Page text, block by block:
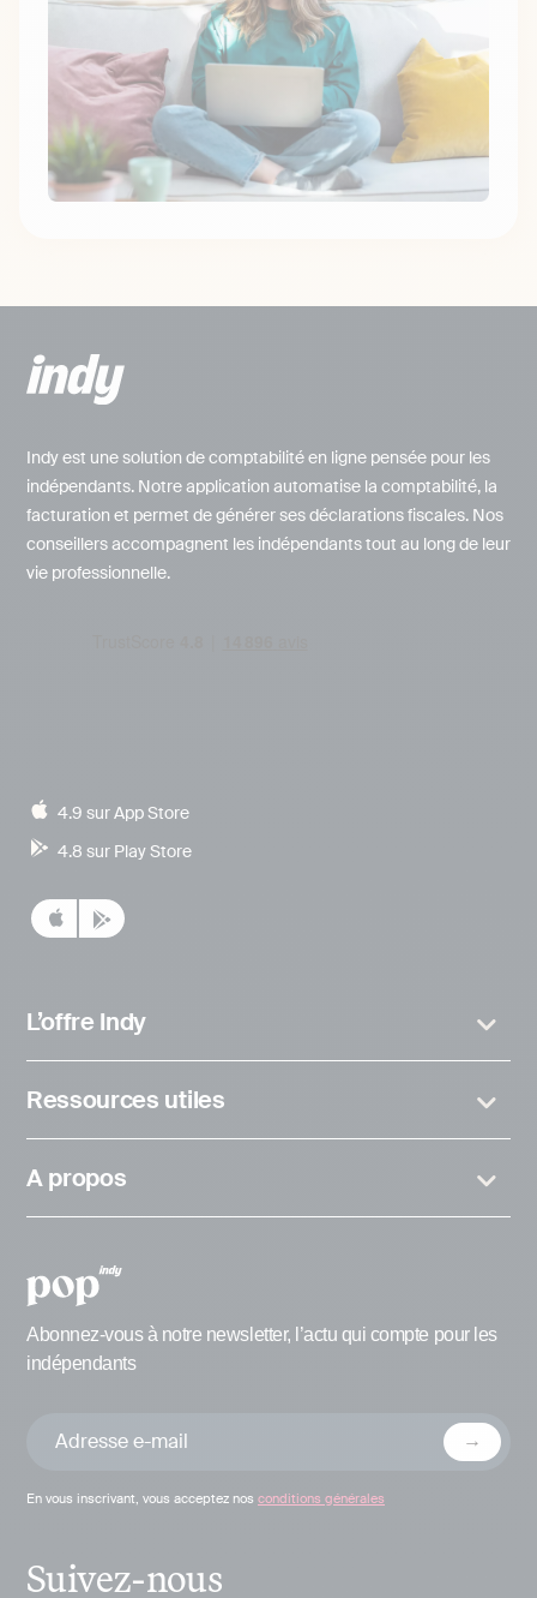
Indy est une solution de comptabilité en ligne pensée pour les
indépendants. Notre application automatise la comptabilité, la
facturation et permet de générer ses déclarations fiscales. Nos
conseillers accompagnent les indépendants tout au long de leur
vie professionnelle.
4.9 sur App Store
4.8 sur Play Store
L’offre Indy
Ressources utiles
A propos
Abonnez-vous à notre newsletter, l’actu qui compte pour les
indépendants
En vous inscrivant, vous acceptez nos conditions générales
Suivez-nous